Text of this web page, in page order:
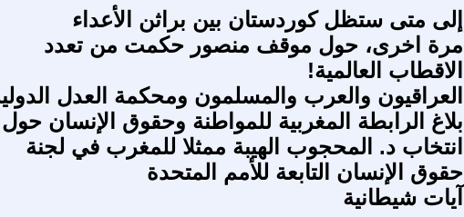
إلى متى ستظل كوردستان بين براثن الأعداء
مرة اخرى، حول موقف منصور حكمت من تعدد
الاقطاب العالمية!
العراقيون والعرب والمسلمون ومحكمة العدل
بلاغ الرابطة المغربية للمواطنة وحقوق الإنسان حول
انتخاب د. المحجوب الهيبة ممثلا للمغرب في لجنة
حقوق الإنسان التابعة للأمم المتحدة
آيات شيطانية